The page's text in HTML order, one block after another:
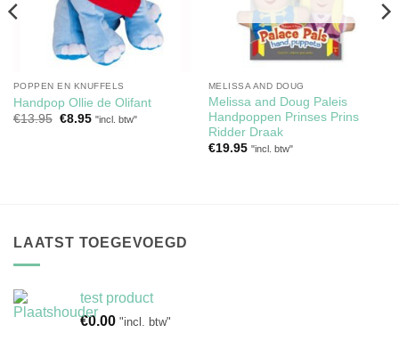
POPPEN EN KNUFFELS
Handpop Ollie de Olifant
€13.95 Oorspronkelijke
€8.95Huidige
"incl. btw"
MELISSA AND DOUG
Melissa and Doug Paleis
Handpoppen Prinses Prins
Ridder Draak
€19.95 "incl. btw"
LAATST TOEGEVOEGD
test product
€0.00 "incl. btw"